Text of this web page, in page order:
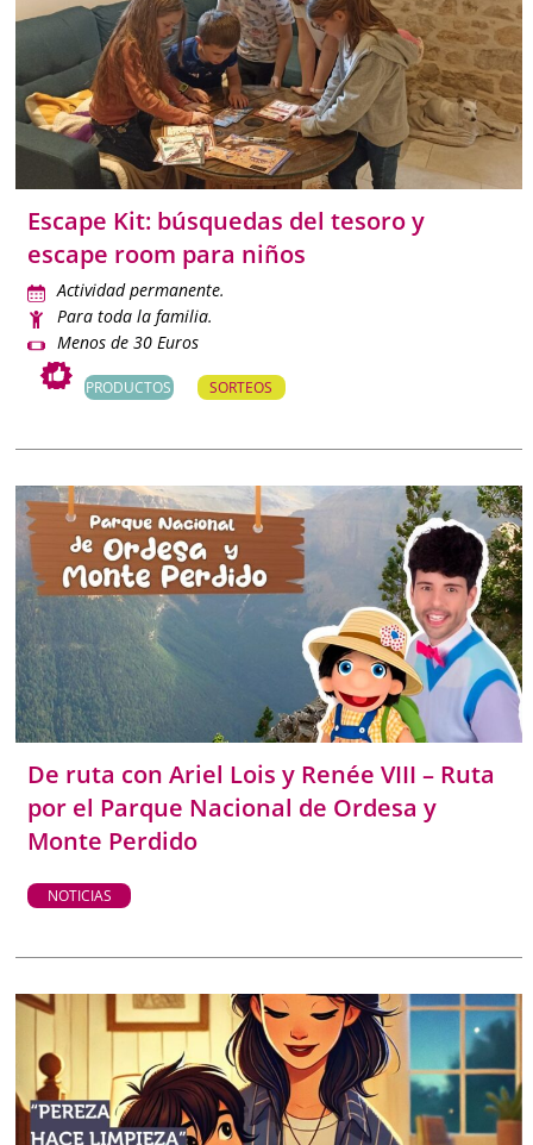
Escape Kit: búsquedas del tesoro y
escape room para niños
Actividad permanente.
Para toda la familia.
Menos de 30 Euros
PRODUCTOS SORTEOS
De ruta con Ariel Lois y Renée VIII – Ruta
por el Parque Nacional de Ordesa y
Monte Perdido
NOTICIAS